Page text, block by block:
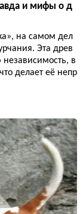
и мифы о д
на самом дел
Эта древ
в
делает её непр